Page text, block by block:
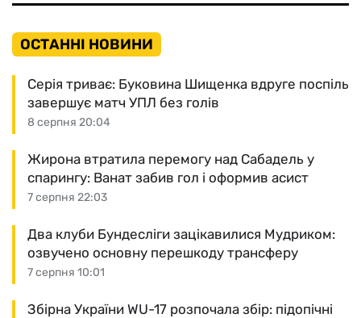
ОСТАННІ НОВИНИ
8 серпня 20:04
Серія триває: Буковина Шищенка вдруге поспіль
завершує матч УПЛ без голів
7 серпня 22:03
Жирона втратила перемогу над Сабадель у
спарингу: Ванат забив гол і оформив асист
7 серпня 10:01
Два клуби Бундесліги зацікавилися Мудриком:
озвучено основну перешкоду трансферу
Збірна України WU-17 розпочала збір: підопічні